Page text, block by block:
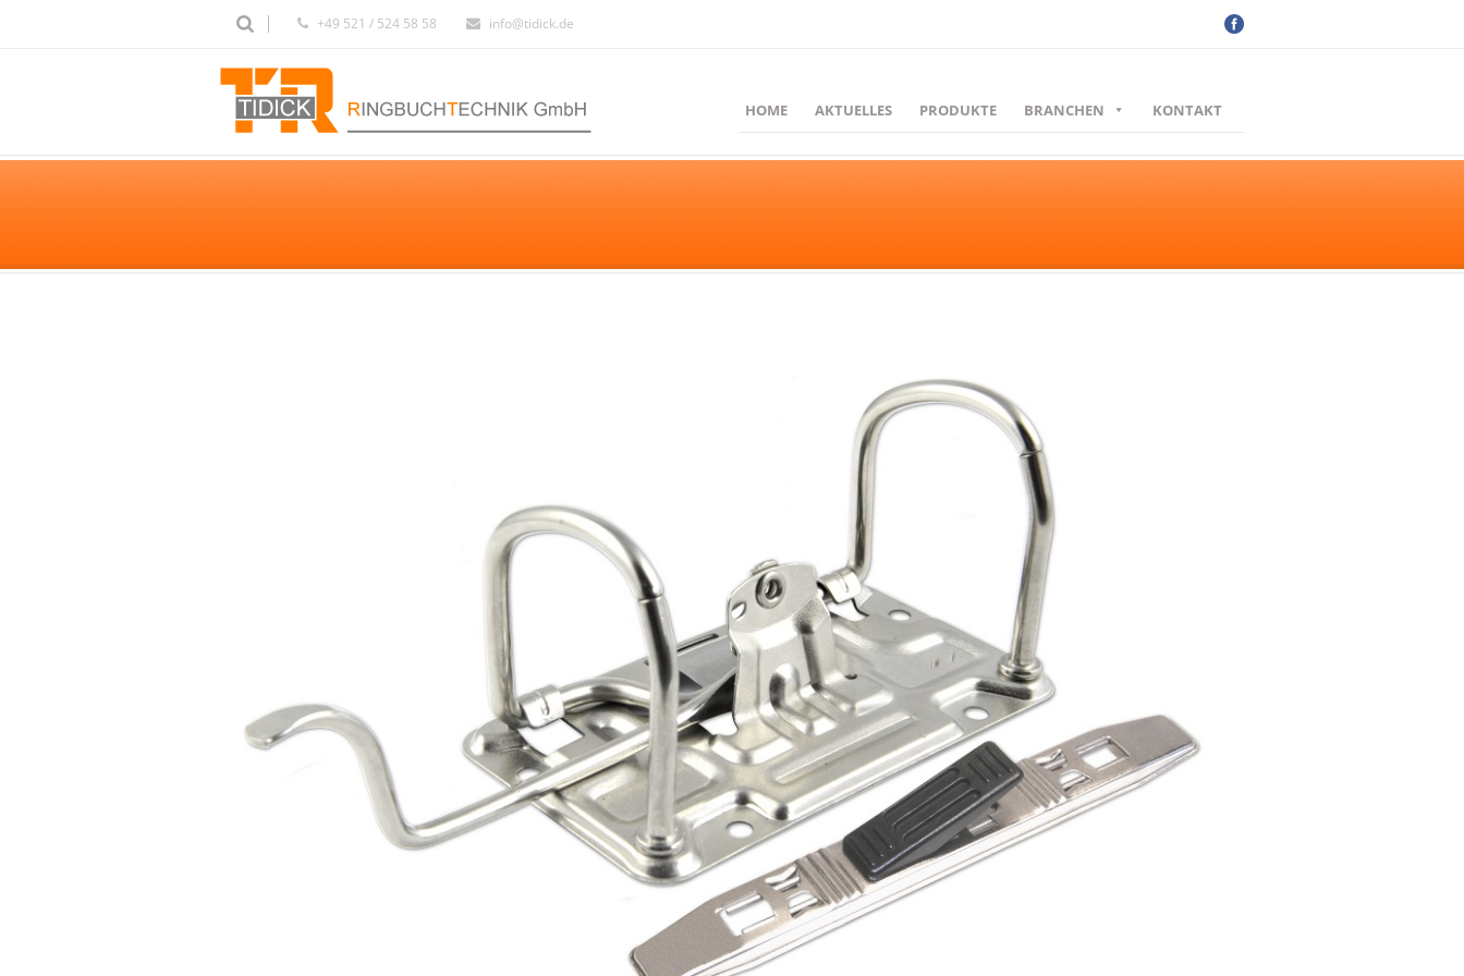
+49 521 / 524 58 58 info@tidick.de
HOME AKTUELLES PRODUKTE BRANCHEN KONTAKT